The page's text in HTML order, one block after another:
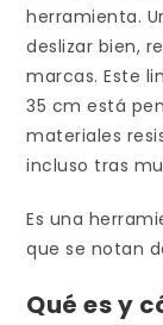
herramienta.
deslizar bien,
marcas. Este
35 cm está
materiales
incluso tras
Es una
que se notan
Qué es y